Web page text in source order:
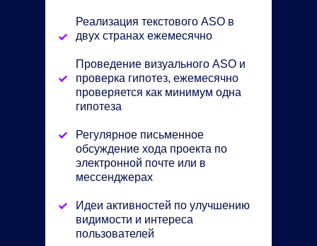
Реализация текстового ASO в
двух странах ежемесячно
Проведение визуального ASO и
проверка гипотез, ежемесячно
проверяется как минимум одна
гипотеза
Регулярное письменное
обсуждение хода проекта по
электронной почте или в
мессенджерах
Идеи активностей по улучшению
видимости и интереса
пользователей